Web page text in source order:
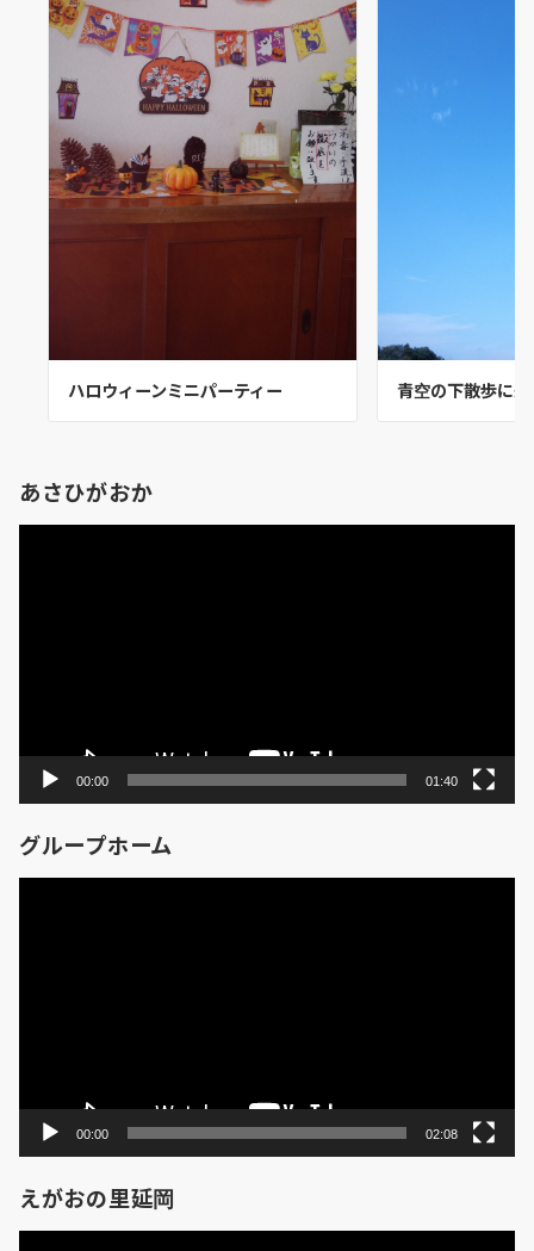
ハロウィーンミニパーティー 青空の下散歩に
あさひがおか
00:00 01:40
グループホーム
00:00 02:08
えがおの里延岡